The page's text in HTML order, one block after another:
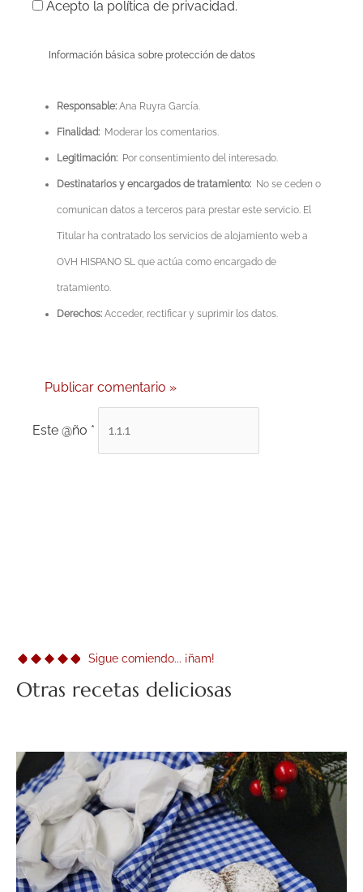
Acepto la política de privacidad.
Información básica sobre protección de datos
Responsable: Ana Ruyra García.
Finalidad: Moderar los comentarios.
Legitimación: Por consentimiento del interesado.
Destinatarios y encargados de tratamiento: No se ceden o
comunican datos a terceros para prestar este servicio. El
Titular ha contratado los servicios de alojamiento web a
OVH HISPANO SL que actúa como encargado de
tratamiento.
Derechos: Acceder, rectificar y suprimir los datos.
Este @ño *
Sigue comiendo... ¡ñam!
Otras recetas deliciosas